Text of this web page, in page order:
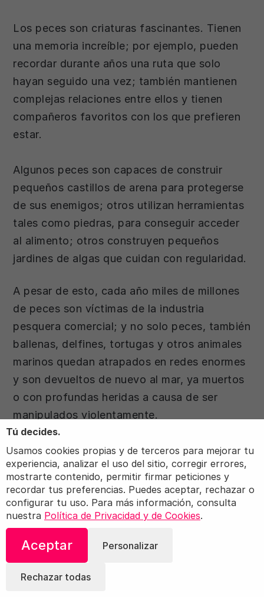
Los peces son criaturas fascinantes. Tienen
una memoria increíble; por ejemplo, pueden
recordar durante años una ruta que solo
hayan seguido una vez; también mantienen
complejas relaciones entre ellos y tienen
compañeros favoritos con los que prefieren
estar.
Algunos peces son capaces de construir
pequeños castillos de arena para protegerse
de sus enemigos; otros utilizan herramientas
tales como piedras, para conseguir acceder
al alimento; otros construyen pequeños
jardines de algas que cuidan con regularidad.
A pesar de esto, cada año miles de millones
de peces son víctimas de la industria
pesquera comercial; y no solo peces, también
ballenas, delfines, tortugas y otros animales
marinos quedan atrapados en redes enormes
y son devueltos de nuevo al mar, ya muertos
o con profundas heridas a causa de ser
manipulados violentamente.
Tú decides.
Usamos cookies propias y de terceros para mejorar tu
experiencia, analizar el uso del sitio, corregir errores,
mostrarte contenido, permitir firmar peticiones y
recordar tus preferencias. Puedes aceptar, rechazar o
configurar tu uso. Para más información, consulta
nuestra Política de Privacidad y de Cookies.
Aceptar Personalizar
Rechazar todas